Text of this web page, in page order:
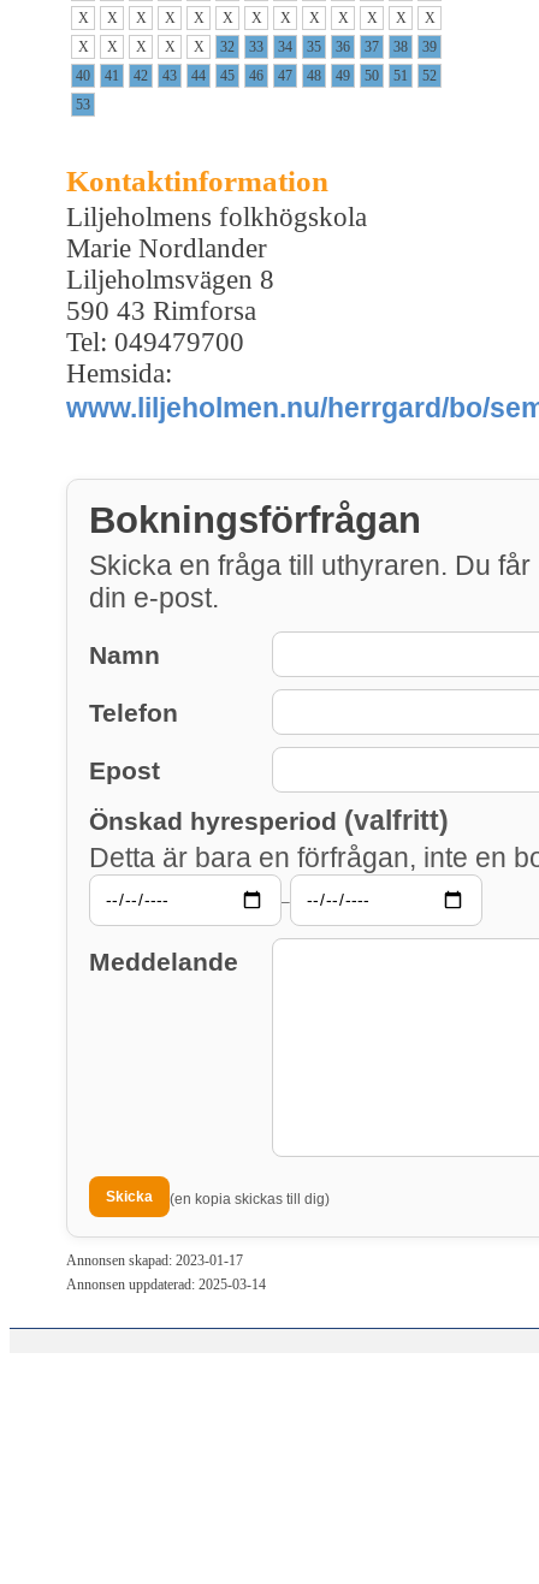
X
X X X X X X X X X X X
X
X
X X X X 32 33 34 35 36 37 38
39
40
41 42 43 44 45 46 47 48 49 50 51
52
53
Kontaktinformation
Liljeholmens folkhögskola
Marie Nordlander
Liljeholmsvägen 8
590 43 Rimforsa
Tel: 049479700
Hemsida:
www.liljeholmen.nu/herrgard/bo/
Bokningsförfrågan
Skicka en fråga till uthyraren. Du får
din e-post.
Namn
Telefon
Epost
Önskad hyresperiod (valfritt)
Detta är bara en förfrågan, inte en
–
Meddelande
(en kopia skickas till dig)
Annonsen skapad: 2023-01-17
Annonsen uppdaterad: 2025-03-14